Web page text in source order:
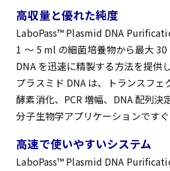
高収量と優れた純度
LaboPass™ Plasmid DNA
1 ～ 5 ml の細菌培養物から最大
DNA を迅速に精製する方法を提供
プラスミド DNA は、トランスフェ
酵素消化、PCR 増幅、DNA 配列決
分子生物学アプリケーションですぐ
高速で使いやすいシステム
LaboPass™ Plasmid DNA